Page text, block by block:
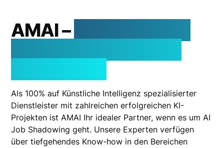
AMAI –
Als 100% auf Künstliche Intelligenz spezialisierter
Dienstleister mit zahlreichen erfolgreichen KI-
Projekten ist AMAI Ihr idealer Partner, wenn es um AI
Job Shadowing geht. Unsere Experten verfügen
über tiefgehendes Know-how in den Bereichen